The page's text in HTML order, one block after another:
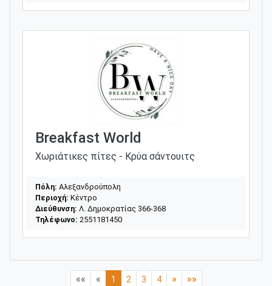
Breakfast World
Χωριάτικες πίτες - Κρύα σάντουιτς
Πόλη: Αλεξανδρούπολη
Περιοχή: Κέντρο
Διεύθυνση: Λ. Δημοκρατίας 366-368
Τηλέφωνο: 2551181450
«« « 1 2 3 4 » »»